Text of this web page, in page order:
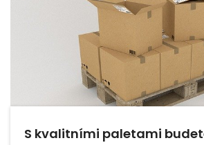
S kvalitními paletami